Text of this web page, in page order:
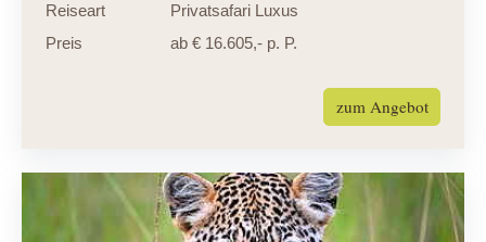
Reiseart
Privatsafari Luxus
Preis
ab € 16.605,- p. P.
zum Angebot